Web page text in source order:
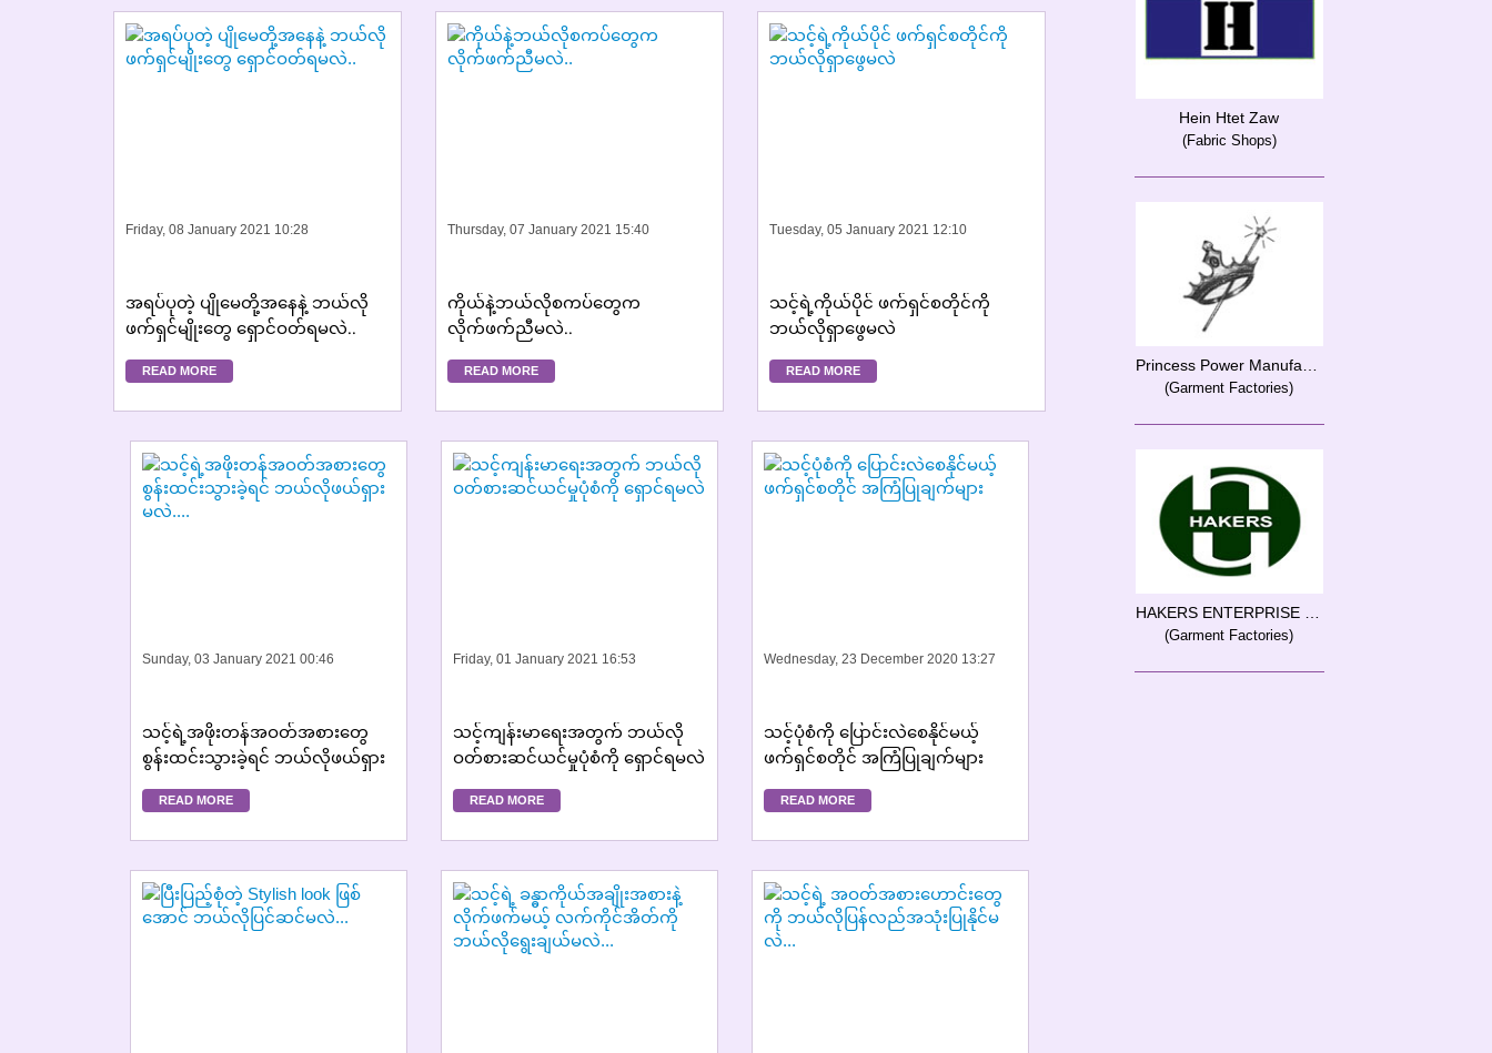
Friday, 08 January 2021 10:28
အရပ်ပုတဲ့ ပျိုမေတို့အနေနဲ့ ဘယ်လို
ဖက်ရှင်မျိုးတွေ ရှောင်ဝတ်ရမလဲ..
READ MORE
Thursday, 07 January 2021 15:40
ကိုယ်နဲ့ဘယ်လိုစကပ်တွေက
လိုက်ဖက်ညီမလဲ..
READ MORE
Tuesday, 05 January 2021 12:10
သင့်ရဲ့ကိုယ်ပိုင် ဖက်ရှင်စတိုင်ကို
ဘယ်လိုရှာဖွေမလဲ
READ MORE
Sunday, 03 January 2021 00:46
သင့်ရဲ့အဖိုးတန်အဝတ်အစားတွေ
စွန်းထင်းသွားခဲ့ရင် ဘယ်လိုဖယ်ရှား
မလဲ....
READ MORE
Friday, 01 January 2021 16:53
သင့်ကျန်းမာရေးအတွက် ဘယ်လို
ဝတ်စားဆင်ယင်မှုပုံစံကို ရှောင်ရမလဲ
READ MORE
Wednesday, 23 December 2020 13:27
သင့်ပုံစံကို ပြောင်းလဲစေနိုင်မယ့်
ဖက်ရှင်စတိုင် အကြံပြုချက်များ
READ MORE
Hein Htet Zaw
(Fabric Shops)
(Garment Factories)
(Garment Factories)